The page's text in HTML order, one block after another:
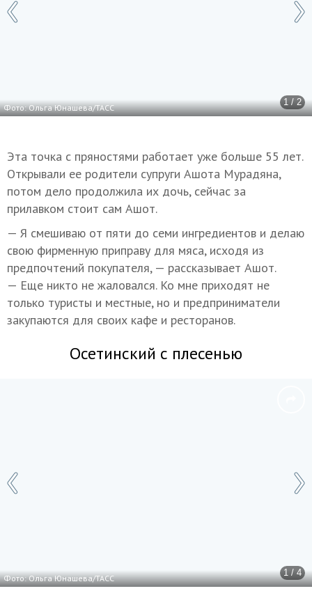
1 / 2
Фото: Ольга Юнашева/ТАСС
Эта точка с пряностями работает уже больше 55 лет.
Открывали ее родители супруги Ашота Мурадяна,
потом дело продолжила их дочь, сейчас за
прилавком стоит сам Ашот.
— Я смешиваю от пяти до семи ингредиентов и делаю
свою фирменную приправу для мяса, исходя из
предпочтений покупателя, — рассказывает Ашот.
— Еще никто не жаловался. Ко мне приходят не
только туристы и местные, но и предприниматели
закупаются для своих кафе и ресторанов.
Осетинский с плесенью
1 / 4
Фото: Ольга Юнашева/ТАСС